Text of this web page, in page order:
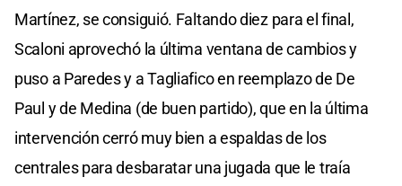
Martínez, se consiguió. Faltando diez para el final,
Scaloni aprovechó la última ventana de cambios y
puso a Paredes y a Tagliafico en reemplazo de De
Paul y de Medina (de buen partido), que en la última
intervención cerró muy bien a espaldas de los
centrales para desbaratar una jugada que le traía